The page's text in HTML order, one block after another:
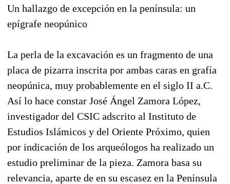
Un hallazgo de excepción en la península: un
epígrafe neopúnico
La perla de la excavación es un fragmento de una
placa de pizarra inscrita por ambas caras en grafía
neopúnica, muy probablemente en el siglo II a.C.
Así lo hace constar José Ángel Zamora López,
investigador del CSIC adscrito al Instituto de
Estudios Islámicos y del Oriente Próximo, quien
por indicación de los arqueólogos ha realizado un
estudio preliminar de la pieza. Zamora basa su
relevancia, aparte de en su escasez en la Península